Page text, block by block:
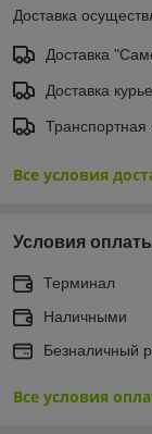
Доставка
Доставка
Доставка
Транспортная
Все условия
Условия
Терминал
Наличными
Безналичный
Все условия